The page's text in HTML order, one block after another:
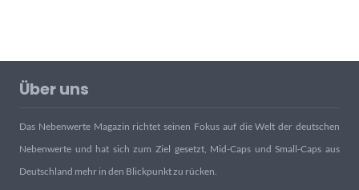
Über uns
Das Nebenwerte Magazin richtet seinen Fokus auf die Welt der deutschen
Nebenwerte und hat sich zum Ziel gesetzt, Mid-Caps und Small-Caps aus
Deutschland mehr in den Blickpunkt zu rücken.